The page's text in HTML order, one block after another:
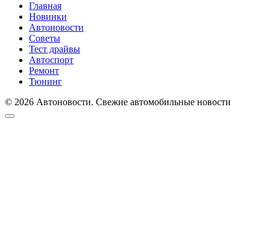
Главная
Новинки
Автоновости
Советы
Тест драйвы
Автоспорт
Ремонт
Тюнинг
© 2026 Автоновости. Свежие автомобильные новости